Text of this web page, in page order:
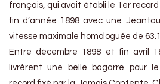
français, qui avait établi le 1er
fin d’année 1898 avec une
vitesse maximale homologuée de
Entre décembre 1898 et fin avril
livrèrent une belle bagarre pour